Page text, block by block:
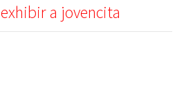
exhibir a jovencita